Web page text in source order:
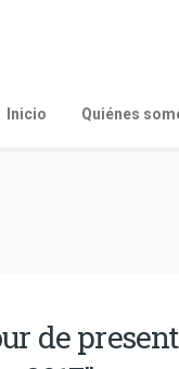
Inicio Quiénes
de